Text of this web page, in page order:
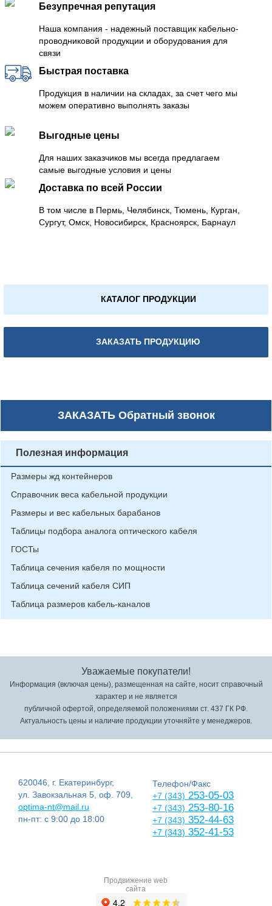
Безупречная репутация
Наша компания - надежный поставщик кабельно-
проводниковой продукции и оборудования для
связи
Быстрая поставка
Продукция в наличии на складах, за счет чего мы
можем оперативно выполнять заказы
Выгодные цены
Для наших заказчиков мы всегда предлагаем
самые выгодные условия и цены
Доставка по всей России
В том числе в Пермь, Челябинск, Тюмень, Курган,
Сургут, Омск, Новосибирск, Красноярск, Барнаул
КАТАЛОГ ПРОДУКЦИИ
ЗАКАЗАТЬ ПРОДУКЦИЮ
ЗАКАЗАТЬОбратный звонок
Полезная информация
Размеры жд контейнеров
Справочник веса кабельной продукции
Размеры и вес кабельных барабанов
Таблицы подбора аналога оптического кабеля
ГОСТы
Таблица сечения кабеля по мощности
Таблица сечений кабеля СИП
Таблица размеров кабель-каналов
Уважаемые покупатели!
Информация (включая цены), размещенная на сайте, носит справочный
характер и не является
публичной офертой, определяемой положениями ст. 437 ГК РФ.
Актуальность цены и наличие продукции уточняйте у менеджеров.
620046, г. Екатеринбург,
ул. Завокзальная 5, оф. 709,
optima-nt@mail.ru
пн-пт: с 9:00 до 18:00
Телефон/Факс
+7 (343) 253-05-03
+7 (343) 253-80-16
+7 (343) 352-44-63
+7 (343) 352-41-53
Продвижение web
сайта